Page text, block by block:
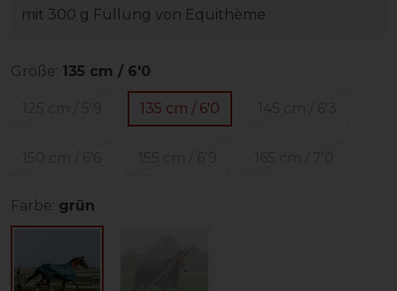
mit 300 g Füllung von Equithème
Größe: 135 cm / 6'0
135 cm / 6'0
Farbe: grün